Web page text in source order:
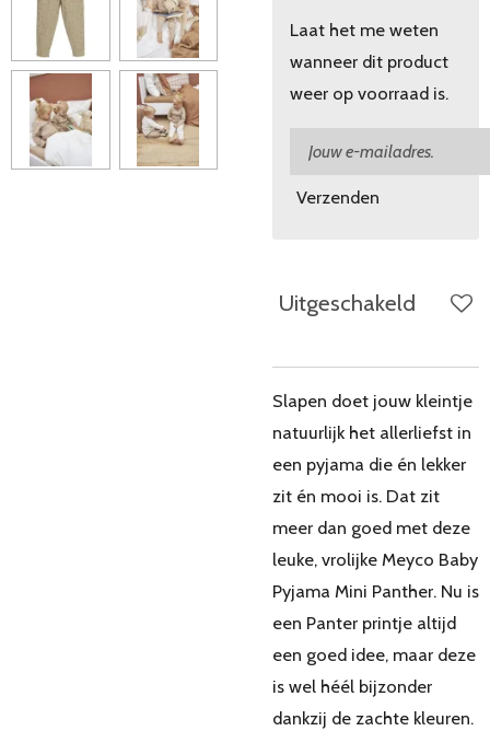
Laat het me weten
wanneer dit product
weer op voorraad is.
Verzenden
Uitgeschakeld
Slapen doet jouw kleintje
natuurlijk het allerliefst in
een pyjama die én lekker
zit én mooi is. Dat zit
meer dan goed met deze
leuke, vrolijke Meyco Baby
Pyjama Mini Panther. Nu is
een Panter printje altijd
een goed idee, maar deze
is wel héél bijzonder
dankzij de zachte kleuren.